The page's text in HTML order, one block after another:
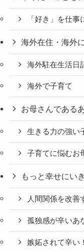
「好き」を仕事
海外在住・海外
海外駐在生活日
海外で子育て
お母さんである
生きる力の強い
子育てに悩むお
もっと幸せにい
人間関係を改善
孤独感が辛いあ
嫉妬されて辛い